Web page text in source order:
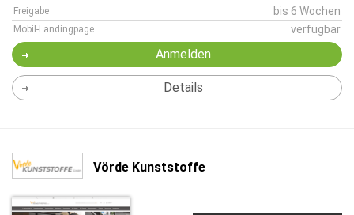
Freigabe bis 6 Wochen
Mobil-Landingpage verfügbar
Anmelden
Details
Vörde Kunststoffe